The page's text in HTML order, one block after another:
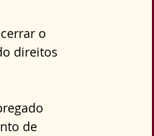
o
direitos
de